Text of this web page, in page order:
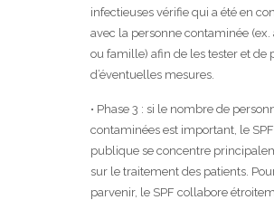
infectieuses vérifie qui a été en
avec la personne contaminée (ex.
ou famille) afin de les tester et de
d’éventuelles mesures.
• Phase 3 : si le nombre de
contaminées est important, le
publique se concentre
sur le traitement des patients.
parvenir, le SPF collabore